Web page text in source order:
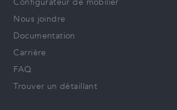
Nous joindre
Documentation
Carrière
FAQ
Trouver un détaillant